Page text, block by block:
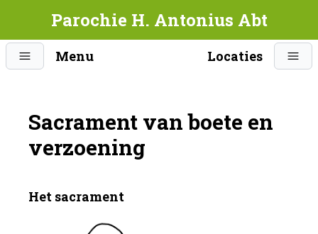
Parochie H. Antonius Abt
Menu Locaties
Sacrament van boete en
verzoening
Het sacrament